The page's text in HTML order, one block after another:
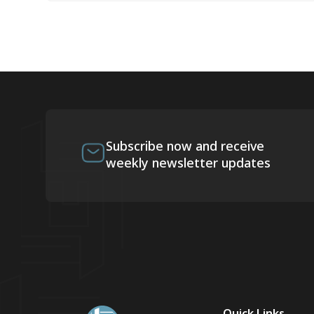
Subscribe now and receive
weekly newsletter updates